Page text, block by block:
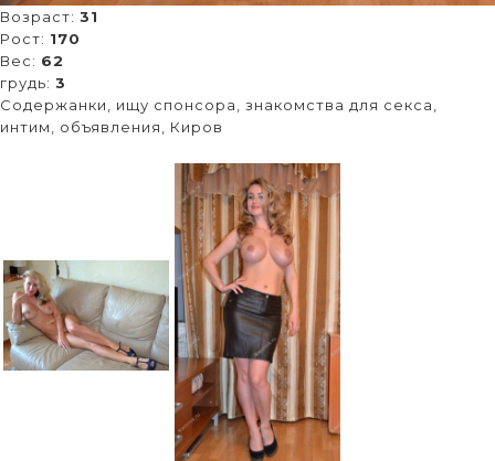
Возраст: 31
Рост: 170
Вес: 62
грудь: 3
Содержанки, ищу спонсора, знакомства для секса,
интим, объявления, Киров